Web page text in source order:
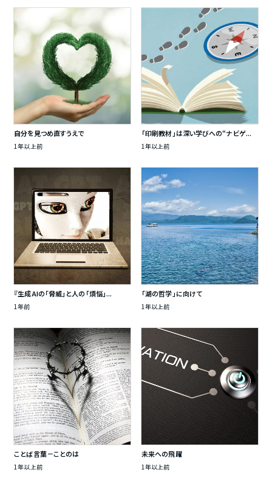
自分を見つめ直すうえで
1年以上前
「印刷教材」は深い学びへの“ナビゲ...
1年以上前
『生成AIの「脅威」と人の「煩悩」...
1年前
「湖の哲学」に向けて
1年以上前
ことば言葉－ことのは
1年以上前
未来への飛躍
1年以上前